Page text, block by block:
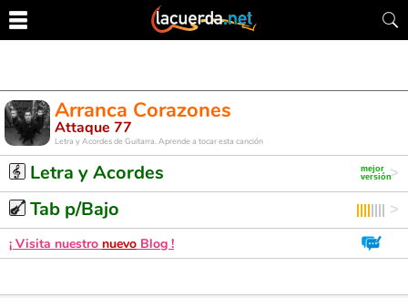
Arranca Corazones
Attaque 77
Letra y Acordes de Guitarra. Aprende a tocar esta canción
Letra y Acordes
Tab p/Bajo
¡ Visita nuestro nuevo Blog !